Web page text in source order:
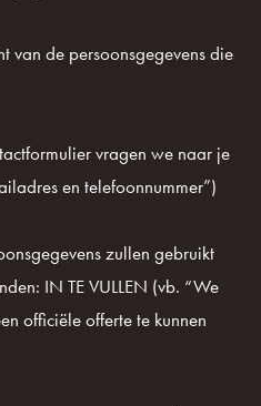
van de persoonsgegevens die
vragen we naar je
en telefoonnummer”)
zullen gebruikt
IN TE VULLEN (vb. “We
officiële offerte te kunnen